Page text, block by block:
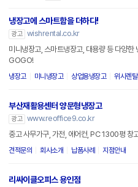
냉장고에 스마트함을 더하다!
광고 wishrental.co.kr
미니냉장고, 스마트냉장고, 대용량 등 다양한
GOGO!
냉장고 미니냉장고 상업용냉장고 위시렌탈
부산재활용센터 양문형냉장고
광고 www.reoffice9.co.kr
중고 사무가구, 가전, 에어컨, PC 1300평 창
견적문의 회사소개 납품사례 지점안내
리싸이클오피스 용인점